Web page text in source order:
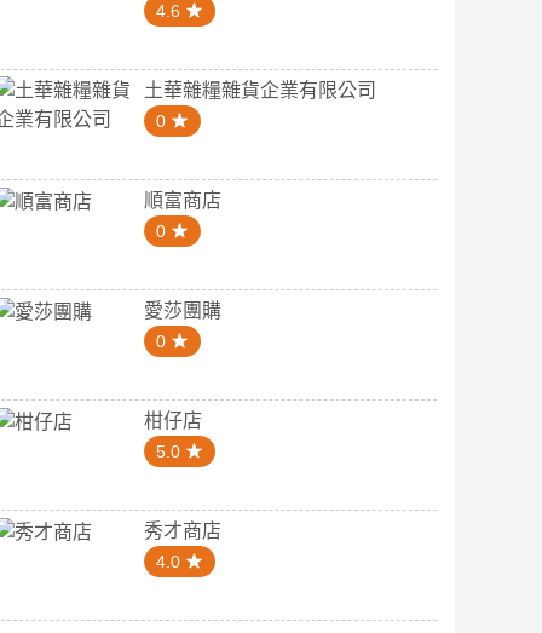
4.6
土華雜糧雜貨企業有限公司
0
順富商店
0
愛莎團購
0
柑仔店
5.0
秀才商店
4.0